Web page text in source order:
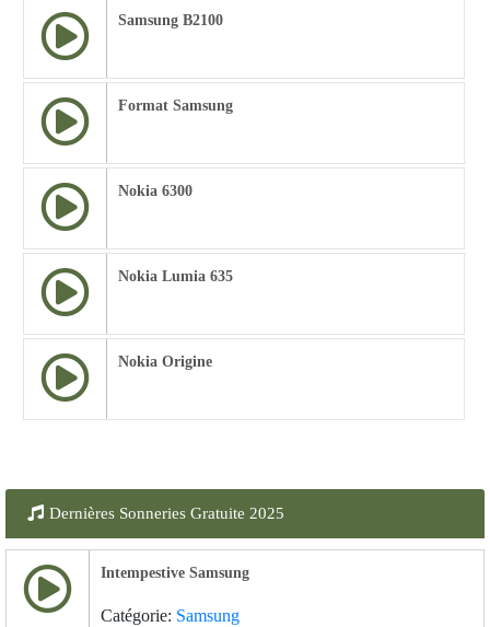
Samsung B2100
Format Samsung
Nokia 6300
Nokia Lumia 635
Nokia Origine
Dernières Sonneries Gratuite 2025
Intempestive Samsung
Catégorie: Samsung